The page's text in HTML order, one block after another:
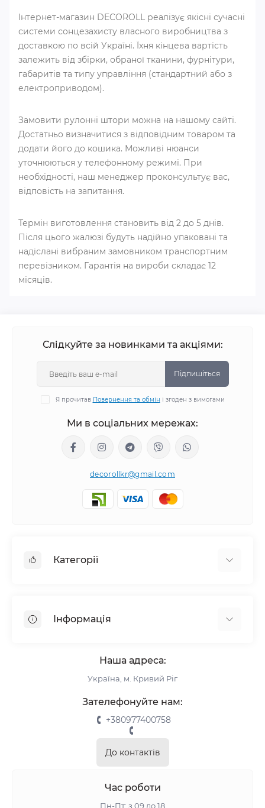
Інтернет-магазин DECOROLL реалізує якісні сучасні
системи сонцезахисту власного виробництва з
доставкою по всій Україні. Їхня кінцева вартість
залежить від збірки, обраної тканини, фурнітури,
габаритів та типу управління (стандартний або з
електроприводом).
Замовити рулонні штори можна на нашому сайті.
Достатньо визначитися з відповідним товаром та
додати його до кошика. Можливі нюанси
уточнюються у телефонному режимі. При
необхідності, наш менеджер проконсультує вас,
відповість на запитання.
Термін виготовлення становить від 2 до 5 днів.
Після цього жалюзі будуть надійно упаковані та
надіслані вибраним замовником транспортним
перевізником. Гарантія на вироби складає 12
місяців.
Слідкуйте за новинками та акціями:
Підпишіться
Я прочитав Повернення та обмін і згоден з вимогами
Ми в соціальних мережах:
decorollkr@gmail.com
Категорії
Рулонні штори
Інформація
Інформація для замовлення
Повернення та обмін
Наша адреса:
Україна, м. Кривий Ріг
Зателефонуйте нам:
+380977400758
До контактів
Час роботи
Пн-Пт: з 09 до 18